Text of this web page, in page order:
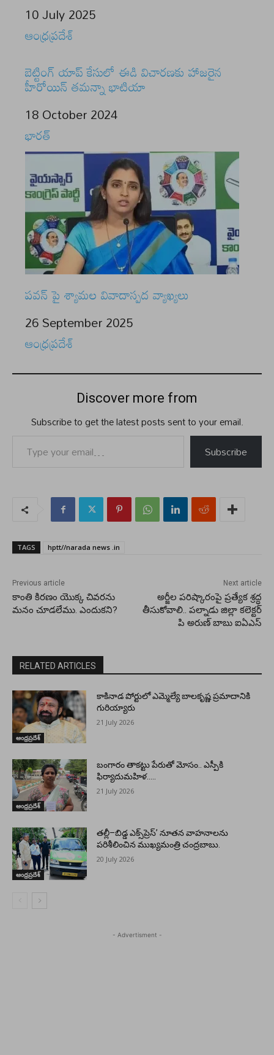
Date
10 July 2025
In relation to
ఆంధ్రప్రదేశ్
బెట్టింగ్ యాప్ కేసులో ఈడి విచారణకు హాజరైన
హీరోయిన్ తమన్నా భాటియా
Date
18 October 2024
In relation to
భారత్
పవన్ పై శ్యామల వివాదాస్పద వ్యాఖ్యలు
Date
26 September 2025
In relation to
ఆంధ్రప్రదేశ్
Discover more from
Subscribe to get the latest posts sent to your email.
Subscribe
TAGS hptt//narada news .in
Previous article
కాంతి కిరణం యొక్క చివరను
మనం చూడలేము. ఎందుకని?
Next article
అర్జీల పరిష్కారంపై ప్రత్యేక శ్రద్ధ
తీసుకోవాలి.. పల్నాడు జిల్లా కలెక్టర్
పి అరుణ్ బాబు ఐఏఎస్
RELATED ARTICLES
ఆంధ్రప్రదేశ్
కాకినాడ పోర్టులో ఎమ్మెల్యే బాలకృష్ణ ప్రమాదానికి
గురియ్యారు
21 July 2026
ఆంధ్రప్రదేశ్
బంగారం తాకట్టు పేరుతో మోసం.. ఎస్పీకి
ఫిర్యాదుమహిళ…..
21 July 2026
ఆంధ్రప్రదేశ్
తల్లీ–బిడ్డ ఎక్స్‌ప్రెస్’ నూతన వాహనాలను
పరిశీలించిన ముఖ్యమంత్రి చంద్రబాబు.
20 July 2026
- Advertisment -